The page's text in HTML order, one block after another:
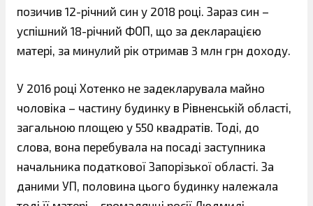
позичив 12-річний син у 2018 році. Зараз син –
успішний 18-річний ФОП, що за декларацією
матері, за минулий рік отримав 3 млн грн доходу.
У 2016 році Хотенко не задекларувала майно
чоловіка – частину будинку в Рівненській області,
загальною площею у 550 квадратів. Тоді, до
слова, вона перебувала на посаді заступника
начальника податкової Запорізької області. За
даними УП, половина цього будинку належала